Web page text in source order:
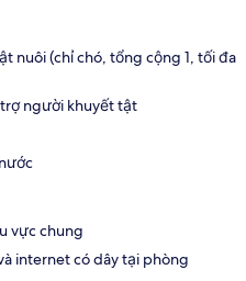
nuôi (chỉ chó, tổng cộng 1, tối đa
người khuyết tật
vực chung
internet có dây tại phòng